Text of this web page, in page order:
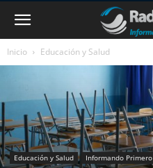
Inicio Educación y Salud
Educación y Salud Informando Primero